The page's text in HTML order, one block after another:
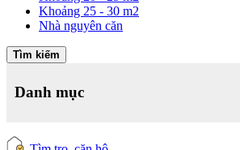
Khoảng 25 - 30 m2
Nhà nguyên căn
Tìm kiếm
Danh mục